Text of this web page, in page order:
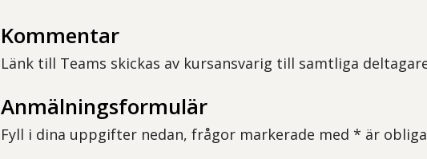
Kommentar
Länk till Teams skickas av kursansvarig till samtliga
Anmälningsformulär
Fyll i dina uppgifter nedan, frågor markerade med * är